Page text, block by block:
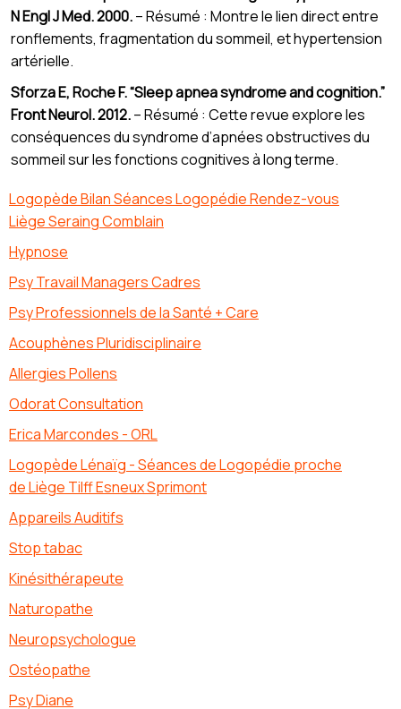
N Engl J Med. 2000.– Résumé : Montre le lien direct entre
ronflements, fragmentation du sommeil, et hypertension
artérielle.
Sforza E, Roche F. “Sleep apnea syndrome and cognition.”
Front Neurol. 2012.– Résumé : Cette revue explore les
conséquences du syndrome d’apnées obstructives du
sommeil sur les fonctions cognitives à long terme.
Logopède Bilan Séances Logopédie Rendez-vous
Liège Seraing Comblain
Hypnose
Psy Travail Managers Cadres
Psy Professionnels de la Santé + Care
Acouphènes Pluridisciplinaire
Allergies Pollens
Odorat Consultation
Erica Marcondes - ORL
Logopède Lénaïg - Séances de Logopédie proche
de Liège Tilff Esneux Sprimont
Appareils Auditifs
Stop tabac
Kinésithérapeute
Naturopathe
Neuropsychologue
Ostéopathe
Psy Diane